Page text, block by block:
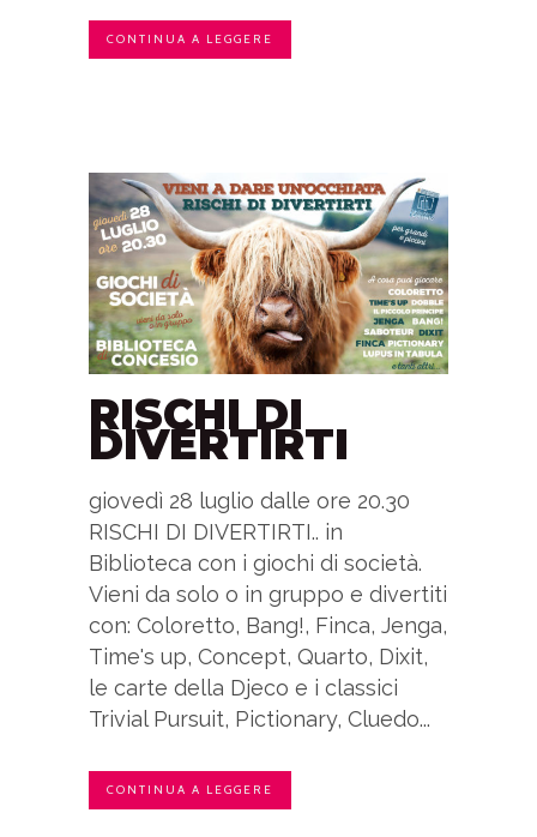
CONTINUA A LEGGERE
RISCHI DI
DIVERTIRTI
giovedì 28 luglio dalle ore 20.30
RISCHI DI DIVERTIRTI.. in
Biblioteca con i giochi di società.
Vieni da solo o in gruppo e divertiti
con: Coloretto, Bang!, Finca, Jenga,
Time's up, Concept, Quarto, Dixit,
le carte della Djeco e i classici
Trivial Pursuit, Pictionary, Cluedo...
CONTINUA A LEGGERE